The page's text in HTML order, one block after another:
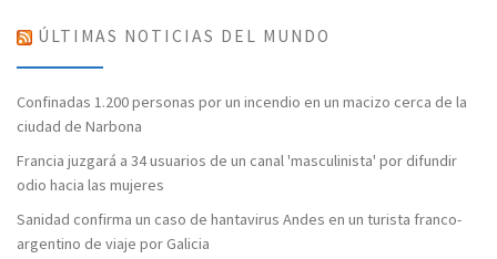
ÚLTIMAS NOTICIAS DEL MUNDO
Confinadas 1.200 personas por un incendio en un macizo cerca de la
ciudad de Narbona
Francia juzgará a 34 usuarios de un canal 'masculinista' por difundir
odio hacia las mujeres
Sanidad confirma un caso de hantavirus Andes en un turista franco-
argentino de viaje por Galicia